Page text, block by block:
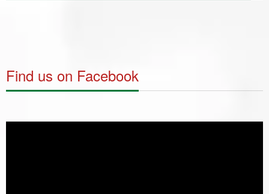
Find us on Facebook